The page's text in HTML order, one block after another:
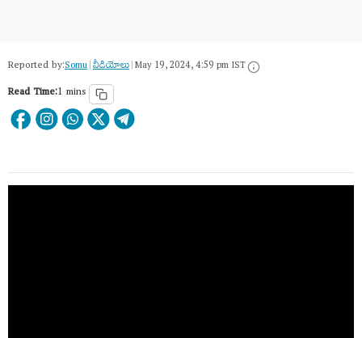
Reported by:Somu|వీడియోలు|May 19, 2024, 4:59 pm IST
Read Time:1 mins